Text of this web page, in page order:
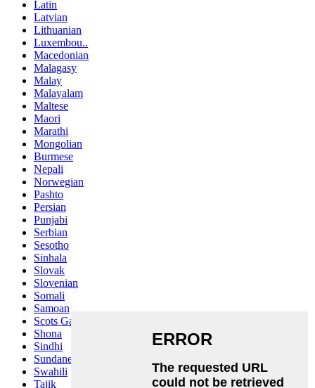
Latin
Latvian
Lithuanian
Luxembou..
Macedonian
Malagasy
Malay
Malayalam
Maltese
Maori
Marathi
Mongolian
Burmese
Nepali
Norwegian
Pashto
Persian
Punjabi
Serbian
Sesotho
Sinhala
Slovak
Slovenian
Somali
Samoan
Scots Gaelic
Shona
Sindhi
Sundanese
Swahili
Tajik